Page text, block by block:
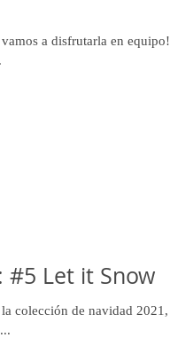
a disfrutarla en
#5 Let it Snow
colección de navidad